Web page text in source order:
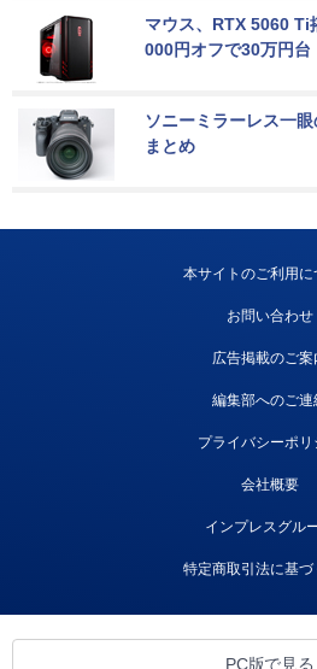
マウス、RTX 5060 Ti
000円オフで30万円台
ソニーミラーレス一
まとめ
本サイトのご利用に
お問い合わせ
広告掲載のご案
編集部へのご連
プライバシーポリ
会社概要
インプレスグル
特定商取引法に基づ
PC版で見る